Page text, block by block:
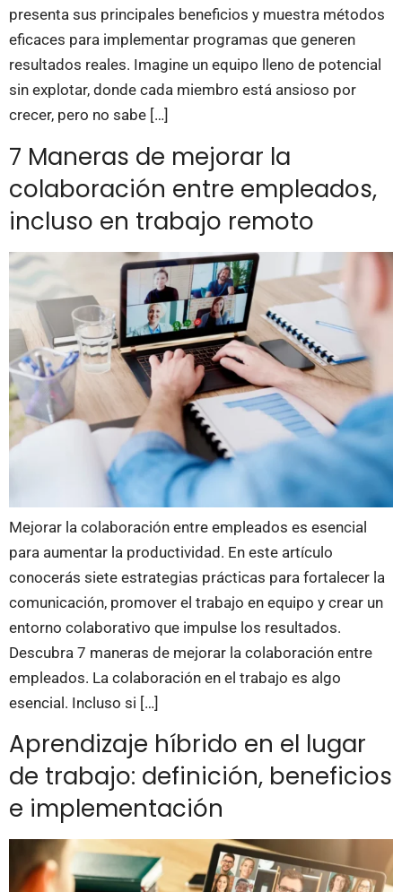
presenta sus principales beneficios y muestra métodos
eficaces para implementar programas que generen
resultados reales. Imagine un equipo lleno de potencial
sin explotar, donde cada miembro está ansioso por
crecer, pero no sabe […]
7 Maneras de mejorar la
colaboración entre empleados,
incluso en trabajo remoto
Mejorar la colaboración entre empleados es esencial
para aumentar la productividad. En este artículo
conocerás siete estrategias prácticas para fortalecer la
comunicación, promover el trabajo en equipo y crear un
entorno colaborativo que impulse los resultados.
Descubra 7 maneras de mejorar la colaboración entre
empleados. La colaboración en el trabajo es algo
esencial. Incluso si […]
Aprendizaje híbrido en el lugar
de trabajo: definición, beneficios
e implementación